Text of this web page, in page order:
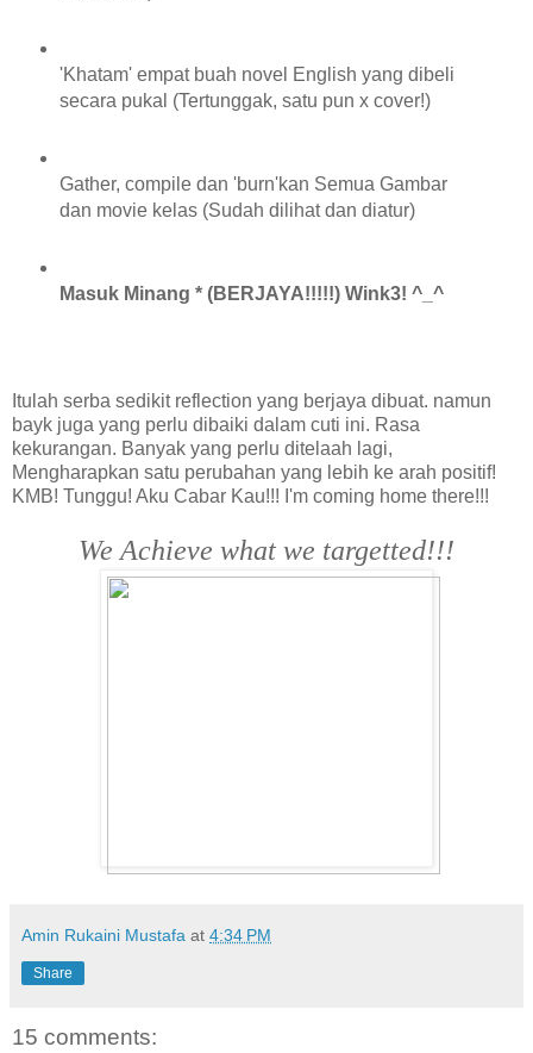
'Khatam' empat buah novel English yang dibeli
secara pukal (Tertunggak, satu pun x cover!)
Gather, compile dan 'burn'kan Semua Gambar
dan movie kelas (Sudah dilihat dan diatur)
Masuk Minang * (BERJAYA!!!!!) Wink3! ^_^
Itulah serba sedikit reflection yang berjaya dibuat. namun
bayk juga yang perlu dibaiki dalam cuti ini. Rasa
kekurangan. Banyak yang perlu ditelaah lagi,
Mengharapkan satu perubahan yang lebih ke arah positif!
KMB! Tunggu! Aku Cabar Kau!!! I'm coming home there!!!
We Achieve what we targetted!!!
Amin Rukaini Mustafa at 4:34 PM
Share
15 comments: